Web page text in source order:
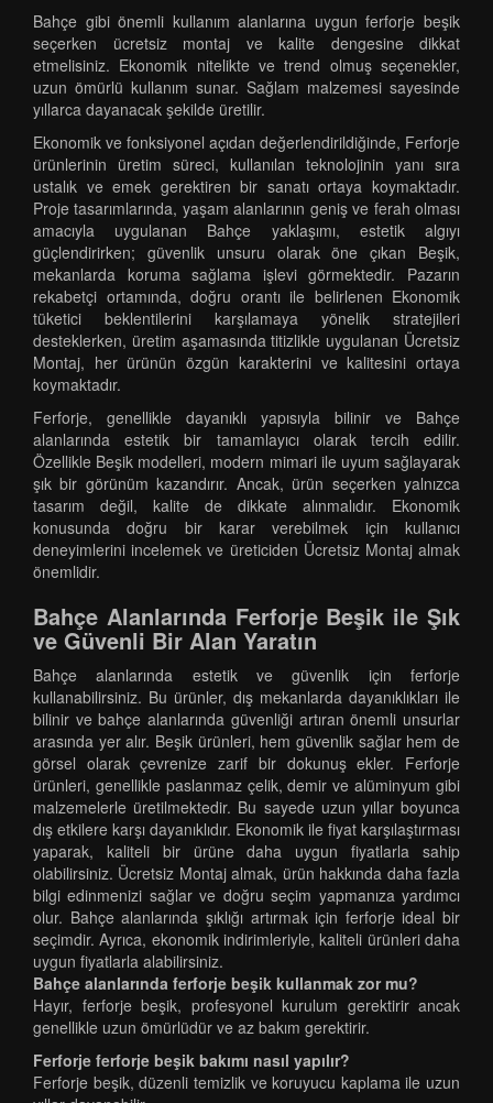
Bahçe gibi önemli kullanım alanlarına uygun ferforje beşik
seçerken ücretsiz montaj ve kalite dengesine dikkat
etmelisiniz. Ekonomik nitelikte ve trend olmuş seçenekler,
uzun ömürlü kullanım sunar. Sağlam malzemesi sayesinde
yıllarca dayanacak şekilde üretilir.
Ekonomik ve fonksiyonel açıdan değerlendirildiğinde, Ferforje
ürünlerinin üretim süreci, kullanılan teknolojinin yanı sıra
ustalık ve emek gerektiren bir sanatı ortaya koymaktadır.
Proje tasarımlarında, yaşam alanlarının geniş ve ferah olması
amacıyla uygulanan Bahçe yaklaşımı, estetik algıyı
güçlendirirken; güvenlik unsuru olarak öne çıkan Beşik,
mekanlarda koruma sağlama işlevi görmektedir. Pazarın
rekabetçi ortamında, doğru orantı ile belirlenen Ekonomik
tüketici beklentilerini karşılamaya yönelik stratejileri
desteklerken, üretim aşamasında titizlikle uygulanan Ücretsiz
Montaj, her ürünün özgün karakterini ve kalitesini ortaya
koymaktadır.
Ferforje, genellikle dayanıklı yapısıyla bilinir ve Bahçe
alanlarında estetik bir tamamlayıcı olarak tercih edilir.
Özellikle Beşik modelleri, modern mimari ile uyum sağlayarak
şık bir görünüm kazandırır. Ancak, ürün seçerken yalnızca
tasarım değil, kalite de dikkate alınmalıdır. Ekonomik
konusunda doğru bir karar verebilmek için kullanıcı
deneyimlerini incelemek ve üreticiden Ücretsiz Montaj almak
önemlidir.
Bahçe Alanlarında Ferforje Beşik ile Şık
ve Güvenli Bir Alan Yaratın
Bahçe alanlarında estetik ve güvenlik için ferforje
kullanabilirsiniz. Bu ürünler, dış mekanlarda dayanıklıkları ile
bilinir ve bahçe alanlarında güvenliği artıran önemli unsurlar
arasında yer alır. Beşik ürünleri, hem güvenlik sağlar hem de
görsel olarak çevrenize zarif bir dokunuş ekler. Ferforje
ürünleri, genellikle paslanmaz çelik, demir ve alüminyum gibi
malzemelerle üretilmektedir. Bu sayede uzun yıllar boyunca
dış etkilere karşı dayanıklıdır. Ekonomik ile fiyat karşılaştırması
yaparak, kaliteli bir ürüne daha uygun fiyatlarla sahip
olabilirsiniz. Ücretsiz Montaj almak, ürün hakkında daha fazla
bilgi edinmenizi sağlar ve doğru seçim yapmanıza yardımcı
olur. Bahçe alanlarında şıklığı artırmak için ferforje ideal bir
seçimdir. Ayrıca, ekonomik indirimleriyle, kaliteli ürünleri daha
uygun fiyatlarla alabilirsiniz.
Bahçe alanlarında ferforje beşik kullanmak zor mu?
Hayır, ferforje beşik, profesyonel kurulum gerektirir ancak
genellikle uzun ömürlüdür ve az bakım gerektirir.
Ferforje ferforje beşik bakımı nasıl yapılır?
Ferforje beşik, düzenli temizlik ve koruyucu kaplama ile uzun